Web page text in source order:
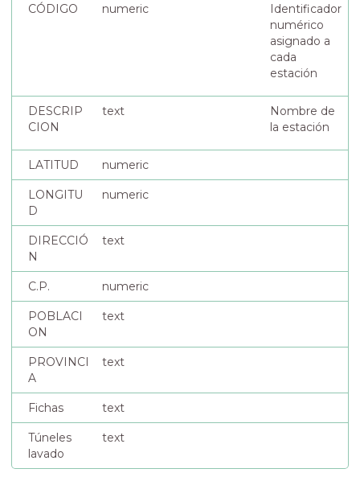
CÓDIGO numeric
Identificador
numérico
asignado a
cada
estación
DESCRIP
CION
text
Nombre de
la estación
LATITUD numeric
LONGITU
D
numeric
DIRECCIÓ
N
text
C.P. numeric
POBLACI
ON
text
PROVINCI
A
text
Fichas text
Túneles
lavado
text